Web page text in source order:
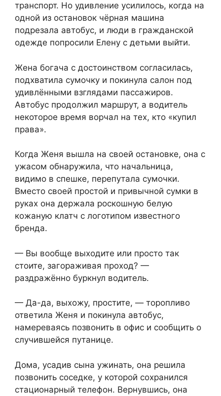
транспорт. Но удивление усилилось, когда на
одной из остановок чёрная машина
подрезала автобус, и люди в гражданской
одежде попросили Елену с детьми выйти.
Жена богача с достоинством согласилась,
подхватила сумочку и покинула салон под
удивлёнными взглядами пассажиров.
Автобус продолжил маршрут, а водитель
некоторое время ворчал на тех, кто «купил
права».
Когда Женя вышла на своей остановке, она с
ужасом обнаружила, что начальница,
видимо в спешке, перепутала сумочки.
Вместо своей простой и привычной сумки в
руках она держала роскошную белую
кожаную клатч с логотипом известного
бренда.
— Вы вообще выходите или просто так
стоите, загораживая проход? —
раздражённо буркнул водитель.
— Да-да, выхожу, простите, — торопливо
ответила Женя и покинула автобус,
намереваясь позвонить в офис и сообщить о
случившейся путанице.
Дома, усадив сына ужинать, она решила
позвонить соседке, у которой сохранился
стационарный телефон. Вернувшись, она